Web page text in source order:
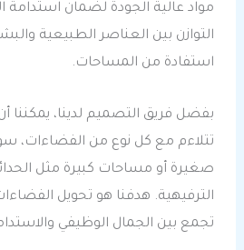
مواد عالية الجودة لضمان
التوازن بين العناصر الطبيعية
استفادة من المساحات.
بفضل فريق التصميم لدينا، يمكننا
تتلاءم مع كل نوع من الفضاءات،
صغيرة أو مساحات كبيرة مثل
الترفيهية. هدفنا هو تحويل
تجمع بين الجمال الوظيفي